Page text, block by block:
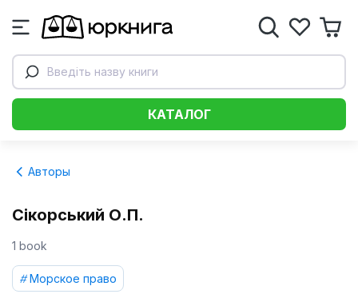
Введіть назву книги
КАТАЛОГ
Авторы
Сікорський О.П.
1 book
Морское право